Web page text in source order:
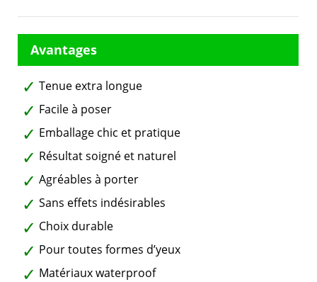
Tenue extra longue
Facile à poser
Emballage chic et pratique
Résultat soigné et naturel
Agréables à porter
Sans effets indésirables
Choix durable
Pour toutes formes d’yeux
Matériaux waterproof